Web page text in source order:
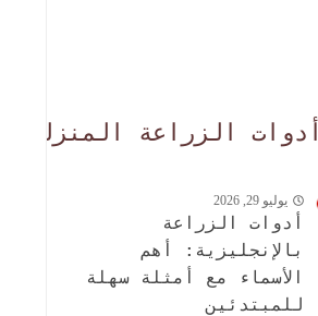
أدوات الزراعة المنزلية
يوليو 29, 2026
أدوات الزراعة
بالإنجليزية: أهم
الأسماء مع أمثلة سهلة
للمبتدئين